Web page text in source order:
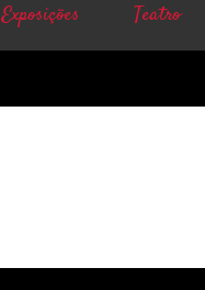
Exposições Teatro